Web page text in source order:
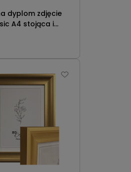
dyplom zdjęcie
stojąca i
MDF
art